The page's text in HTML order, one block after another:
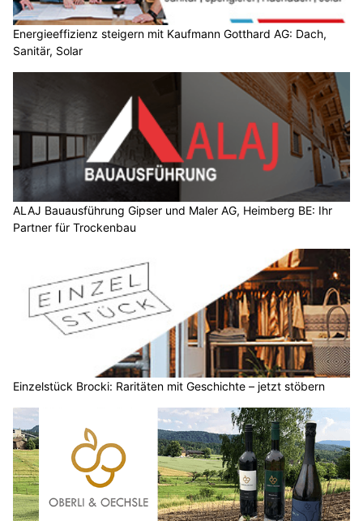
Energieeffizienz steigern mit Kaufmann Gotthard AG: Dach,
Sanitär, Solar
ALAJ Bauausführung Gipser und Maler AG, Heimberg BE: Ihr
Partner für Trockenbau
Einzelstück Brocki: Raritäten mit Geschichte – jetzt stöbern